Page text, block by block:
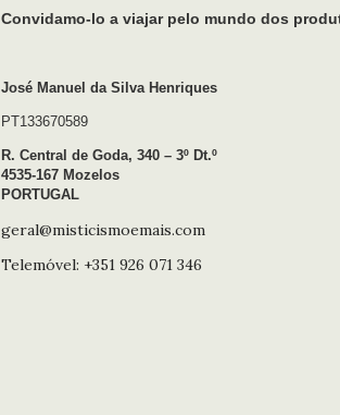
Convidamo-lo a viajar pelo mundo dos
José Manuel da Silva Henriques
PT133670589
R. Central de Goda, 340 – 3º Dt.º
4535-167 Mozelos
PORTUGAL
geral@misticismoemais.com
Telemóvel: +351 926 071 346